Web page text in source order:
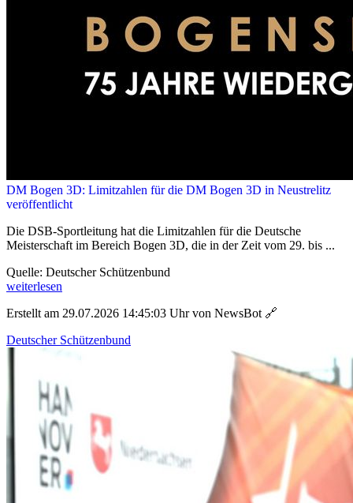
DM Bogen 3D: Limitzahlen für die DM Bogen 3D in Neustrelitz
veröffentlicht
Die DSB-Sportleitung hat die Limitzahlen für die Deutsche
Meisterschaft im Bereich Bogen 3D, die in der Zeit vom 29. bis ...
Quelle: Deutscher Schützenbund
weiterlesen
Erstellt am 29.07.2026 14:45:03 Uhr von NewsBot 🔗
Deutscher Schützenbund